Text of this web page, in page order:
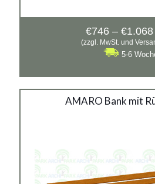
€746 – €1.068
(zzgl. MwSt. und
5-6
AMARO Bank mit